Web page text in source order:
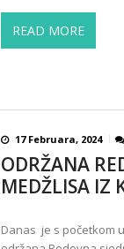
READ MORE
17 Februara, 2024
ODRŽANA
MEDŽLISA IZ
Danas je s početkom